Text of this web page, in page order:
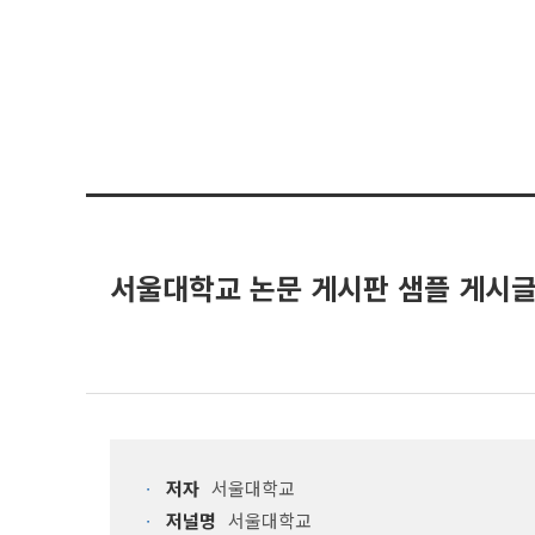
서울대학교 논문 게시판 샘플 게시
저자 서울대학교
저널명 서울대학교